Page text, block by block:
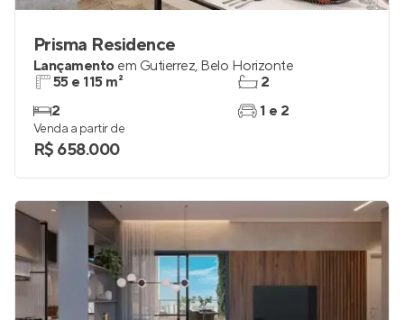
Prisma Residence
Lançamento em Gutierrez, Belo Horizonte
55 e 115 m²
2
2
1 e 2
Venda a partir de
R$ 658.000